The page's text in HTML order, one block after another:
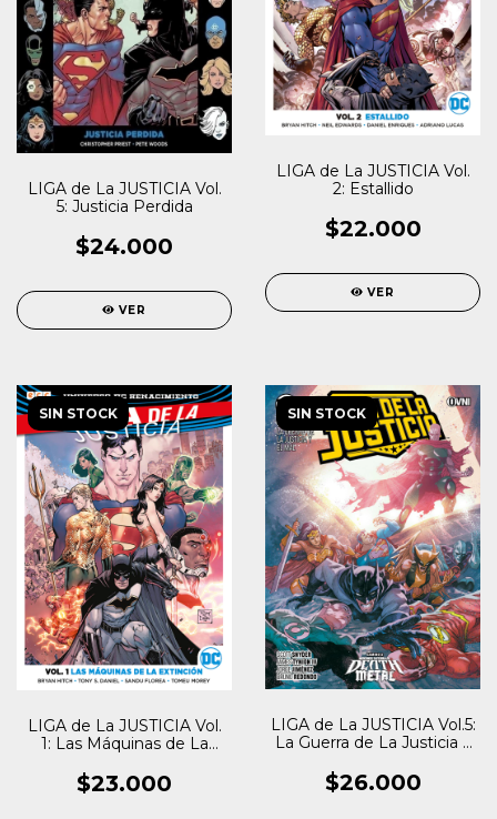
LIGA de La JUSTICIA Vol.
5: Justicia Perdida
$24.000
VER
LIGA de La JUSTICIA Vol.
2: Estallido
$22.000
VER
SIN STOCK
LIGA de La JUSTICIA Vol.
1: Las Máquinas de La
$23.000
SIN STOCK
LIGA de La JUSTICIA Vol.5:
La Guerra de La Justicia y
$26.000